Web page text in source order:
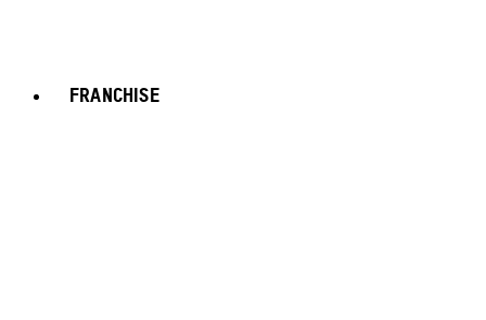
FRANCHISE